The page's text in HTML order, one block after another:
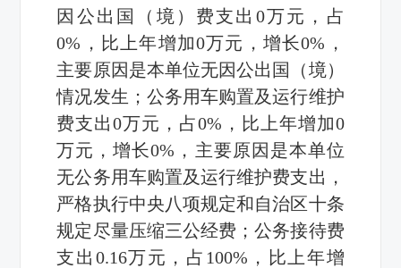
因公出国（境）费支出0万元，占
0%，比上年增加0万元，增长0%，
主要原因是本单位无因公出国（境）
情况发生；公务用车购置及运行维护
费支出0万元，占0%，比上年增加0
万元，增长0%，主要原因是本单位
无公务用车购置及运行维护费支出，
严格执行中央八项规定和自治区十条
规定尽量压缩三公经费；公务接待费
支出0.16万元，占100%，比上年增